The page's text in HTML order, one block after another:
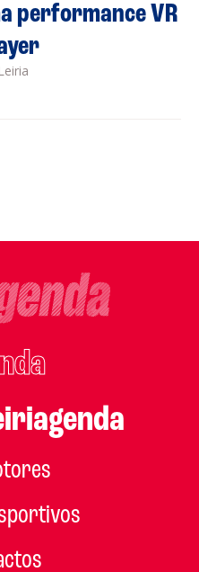
performance VR
Leiria